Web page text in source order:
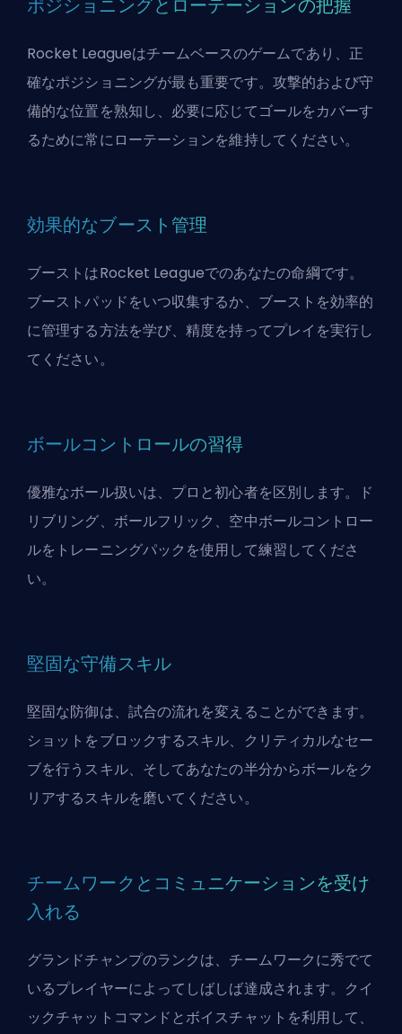
ポジショニングとローテーションの把握
Rocket Leagueはチームベースのゲームであり、正
確なポジショニングが最も重要です。攻撃的および守
備的な位置を熟知し、必要に応じてゴールをカバーす
るために常にローテーションを維持してください。
効果的なブースト管理
ブーストはRocket Leagueでのあなたの命綱です。
ブーストパッドをいつ収集するか、ブーストを効率的
に管理する方法を学び、精度を持ってプレイを実行し
てください。
ボールコントロールの習得
優雅なボール扱いは、プロと初心者を区別します。ド
リブリング、ボールフリック、空中ボールコントロー
ルをトレーニングパックを使用して練習してくださ
い。
堅固な守備スキル
堅固な防御は、試合の流れを変えることができます。
ショットをブロックするスキル、クリティカルなセー
ブを行うスキル、そしてあなたの半分からボールをク
リアするスキルを磨いてください。
チームワークとコミュニケーションを受け
入れる
グランドチャンプのランクは、チームワークに秀でて
いるプレイヤーによってしばしば達成されます。クイ
ックチャットコマンドとボイスチャットを利用して、